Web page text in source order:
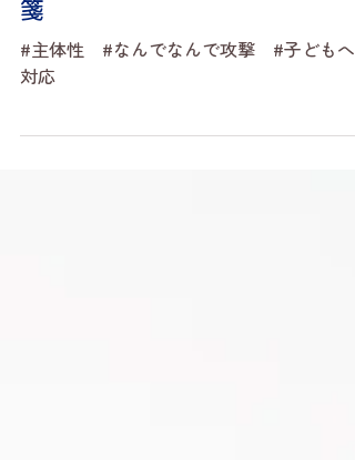
子どもの「なんで？なんで？」
攻撃に疲れてしまった時の処方
箋
#主体性 #なんでなんで攻撃 #子どもへ